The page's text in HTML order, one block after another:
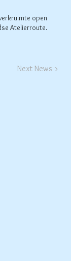
open
Atelierroute.
Next News >